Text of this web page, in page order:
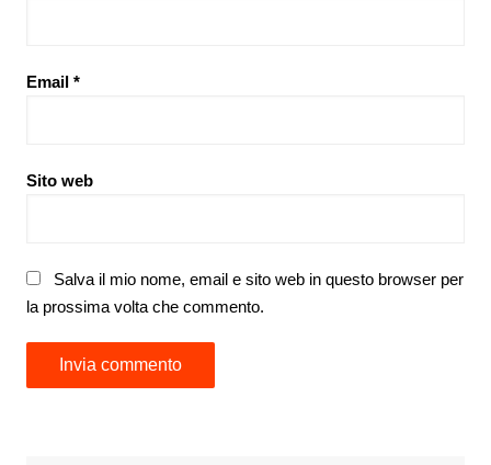
Email *
Sito web
Salva il mio nome, email e sito web in questo browser per
la prossima volta che commento.